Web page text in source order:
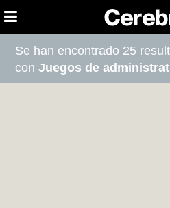
Se han encontrado 25
conJuegos de